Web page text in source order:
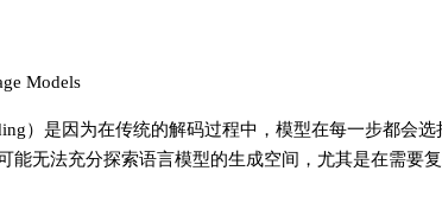
Models
）是因为在传统的解码过程中，模型在每一步都会选
无法充分探索语言模型的生成空间，尤其是在需要